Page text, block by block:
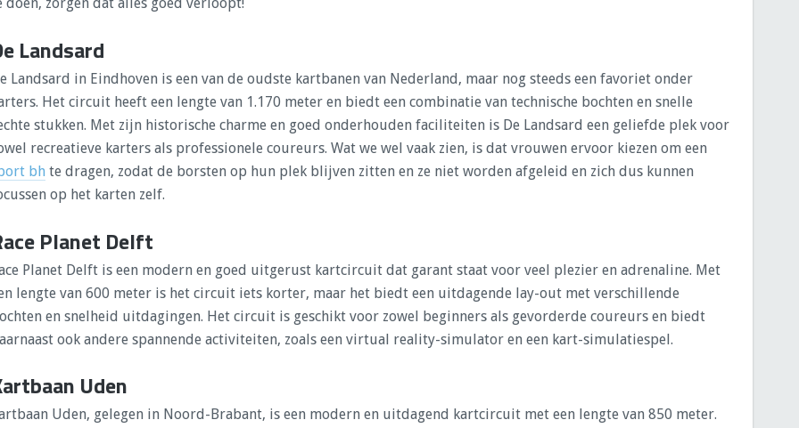
Landsard
Landsard in Eindhoven is een van de oudste kartbanen van Nederland, maar nog steeds een favoriet onder
Het circuit heeft een lengte van 1.170 meter en biedt een combinatie van technische bochten en snelle
stukken. Met zijn historische charme en goed onderhouden faciliteiten is De Landsard een geliefde plek voor
recreatieve karters als professionele coureurs. Wat we wel vaak zien, is dat vrouwen ervoor kiezen om een
bh te dragen, zodat de borsten op hun plek blijven zitten en ze niet worden afgeleid en zich dus kunnen
op het karten zelf.
Planet Delft
Planet Delft is een modern en goed uitgerust kartcircuit dat garant staat voor veel plezier en adrenaline. Met
lengte van 600 meter is het circuit iets korter, maar het biedt een uitdagende lay-out met verschillende
en snelheid uitdagingen. Het circuit is geschikt voor zowel beginners als gevorderde coureurs en biedt
ook andere spannende activiteiten, zoals een virtual reality-simulator en een kart-simulatiespel.
Uden
Uden, gelegen in Noord-Brabant, is een modern en uitdagend kartcircuit met een lengte van 850 meter.